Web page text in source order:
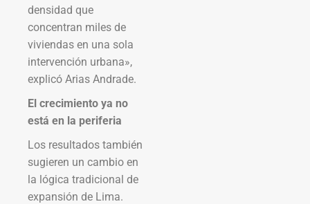
densidad que
concentran miles de
viviendas en una sola
intervención urbana»,
explicó Arias Andrade.
El crecimiento ya no
está en la periferia
Los resultados también
sugieren un cambio en
la lógica tradicional de
expansión de Lima.